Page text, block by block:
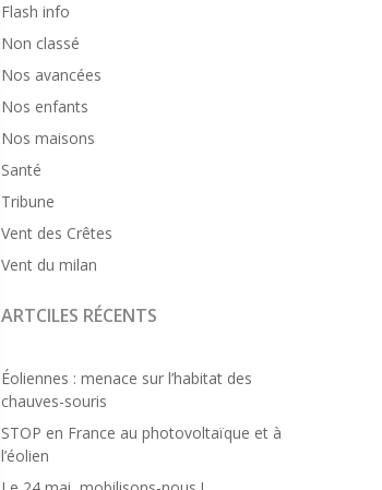
Flash info
Non classé
Nos avancées
Nos enfants
Nos maisons
Santé
Tribune
Vent des Crêtes
Vent du milan
ARTCILES RÉCENTS
Éoliennes : menace sur l’habitat des
chauves-souris
STOP en France au photovoltaïque et à
l’éolien